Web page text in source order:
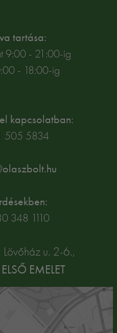
tartása:
9:00 - 21:00-ig
- 18:00-ig
kapcsolatban:
505 5834
348 1110
u. 2-6.,
EMELET